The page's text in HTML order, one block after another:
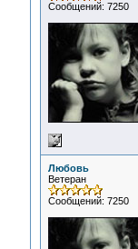
Сообщений: 7250
Любовь
Ветеран
Сообщений: 7250